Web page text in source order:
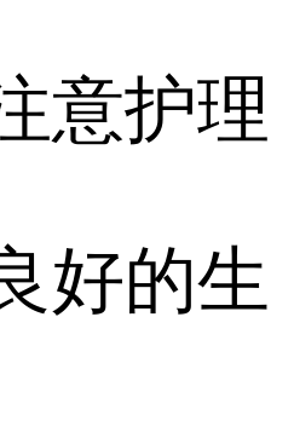
意护理
好的生